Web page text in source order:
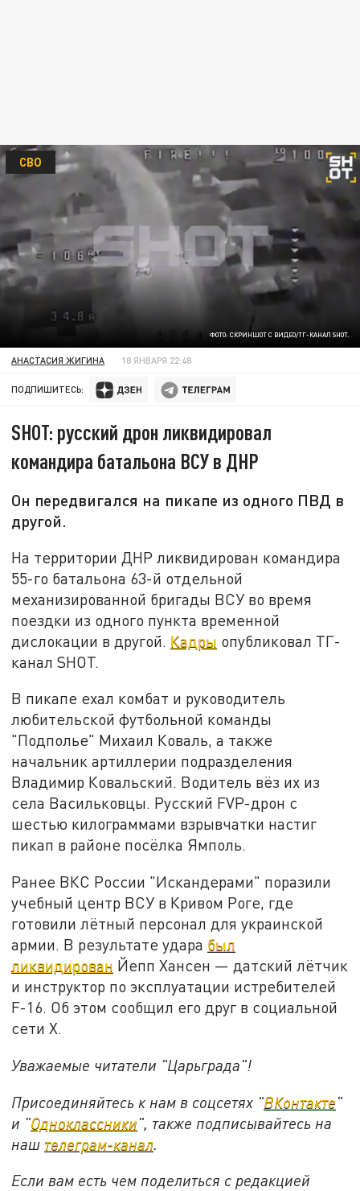
ФОТО: СКРИНШОТ С ВИДЕО/ТГ-КАНАЛ SHOT.
СВО
АНАСТАСИЯ ЖИГИНА 18 ЯНВАРЯ 22:48
ПОДПИШИТЕСЬ:
SHOT: русский дрон ликвидировал
командира батальона ВСУ в ДНР
Он передвигался на пикапе из одного ПВД в
другой.
На территории ДНР ликвидирован командира
55-го батальона 63-й отдельной
механизированной бригады ВСУ во время
поездки из одного пункта временной
дислокации в другой. Кадры опубликовал ТГ-
канал SHOT.
В пикапе ехал комбат и руководитель
любительской футбольной команды
"Подполье" Михаил Коваль, а также
начальник артиллерии подразделения
Владимир Ковальский. Водитель вёз их из
села Васильковцы. Русский FVP-дрон с
шестью килограммами взрывчатки настиг
пикап в районе посёлка Ямполь.
Ранее ВКС России "Искандерами" поразили
учебный центр ВСУ в Кривом Роге, где
готовили лётный персонал для украинской
армии. В результате удара был
ликвидирован Йепп Хансен — датский лётчик
и инструктор по эксплуатации истребителей
F-16. Об этом сообщил его друг в социальной
сети Х.
Уважаемые читатели "Царьграда"!
Присоединяйтесь к нам в соцсетях "ВКонтакте"
и "Одноклассники", также подписывайтесь на
наш телеграм-канал
Если вам есть чем поделиться с редакцией